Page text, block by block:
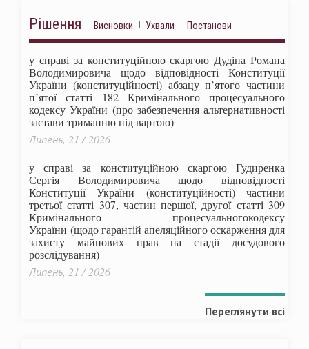
Рішення Висновки Ухвали Постанови
у справі за конституційною скаргою Дудіна Романа
Володимировича щодо відповідності Конституції
України (конституційності) абзацу п’ятого частини
п’ятої статті 182 Кримінального процесуального
кодексу України (про забезпечення альтернативності
застави триманню під вартою)
Липень, 21 / 2026
у справі за конституційною скаргою Гудиренка
Сергія Володимировича щодо відповідності
Конституції України (конституційності) частини
третьої статті 307, частин першої, другої статті 309
Кримінального процесуальногокодексу
України (щодо гарантій апеляційного оскарження для
захисту майнових прав на стадії досудового
розслідування)
Липень, 21 / 2026
Переглянути всі